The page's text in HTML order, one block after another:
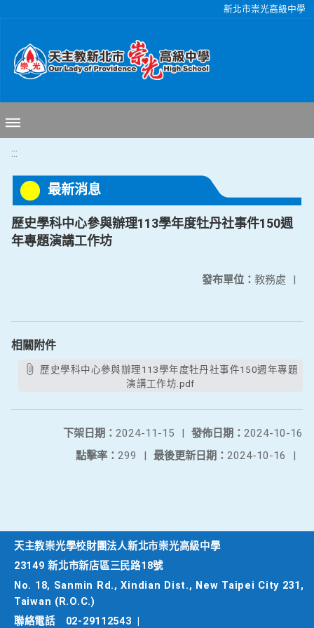
新北市崇光高級中學
:::
最新消息
歷史學科中心參與辦理113學年度牡丹社事件150週
年專題演講工作坊
發布單位： 教務處 |
相關附件
演講工作坊.pdf
發佈日期： 2024-10-16
下架日期： 2024-11-15
|
最後更新日期： 2024-10-16 |
點擊率： 299 |
天主教崇光學校財團法人新北市崇光高級中學
23149 新北市新店區三民路18號
No. 18, Sanmin Rd., Xindian Dist., New Taipei City 231,
Taiwan (R.O.C.)
聯絡電話
02-29112543